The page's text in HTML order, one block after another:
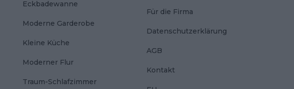
Eckbadewanne
Moderne Garderobe
Kleine Küche
Moderner Flur
Traum-Schlafzimmer
Für die Firma
Datenschutzerklärung
AGB
Kontakt